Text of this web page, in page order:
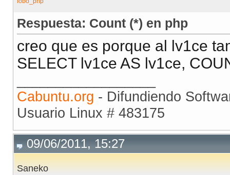
Respuesta: Count (*) en php
creo que es porque al lv1ce
SELECT lv1ce AS lv1ce,
Cabuntu.org - Difundiendo
Usuario Linux # 483175
09/06/2011, 15:27
Saneko